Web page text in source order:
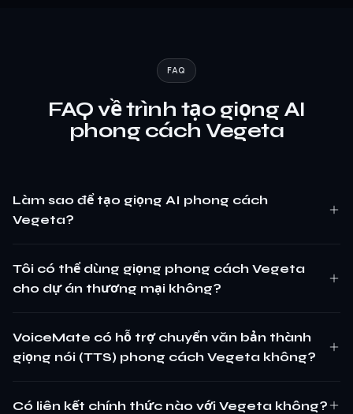
FAQ
FAQ về trình tạo giọng AI
phong cách Vegeta
Làm sao để tạo giọng AI phong cách
Vegeta?
Tôi có thể dùng giọng phong cách Vegeta
cho dự án thương mại không?
VoiceMate có hỗ trợ chuyển văn bản thành
giọng nói (TTS) phong cách Vegeta không?
Có liên kết chính thức nào với Vegeta không?